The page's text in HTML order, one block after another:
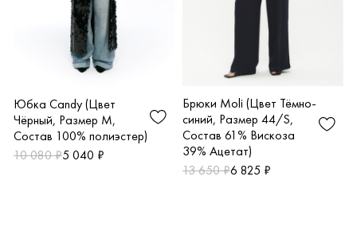
Юбка Candy (Цвет
Чёрный, Размер M,
Состав 100% полиэстер)
10 080 ₽5 040 ₽
Брюки Moli (Цвет Тёмно-
синий, Размер 44/S,
Состав 61% Вискоза
39% Ацетат)
13 650 ₽6 825 ₽